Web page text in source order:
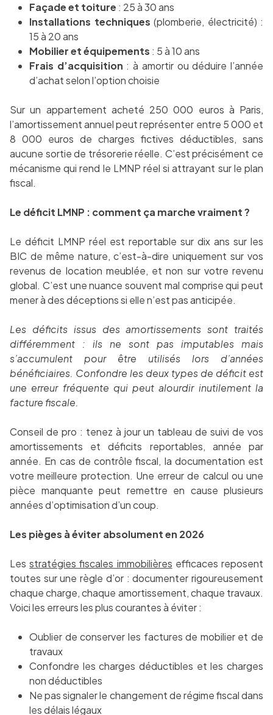
Façade et toiture : 25 à 30 ans
Installations techniques (plomberie, électricité) :
15 à 20 ans
Mobilier et équipements : 5 à 10 ans
Frais d’acquisition : à amortir ou déduire l’année
d’achat selon l’option choisie
Sur un appartement acheté 250 000 euros à Paris,
l’amortissement annuel peut représenter entre 5 000 et
8 000 euros de charges fictives déductibles, sans
aucune sortie de trésorerie réelle. C’est précisément ce
mécanisme qui rend le LMNP réel si attrayant sur le plan
fiscal.
Le déficit LMNP : comment ça marche vraiment ?
Le déficit LMNP réel est reportable sur dix ans sur les
BIC de même nature, c’est-à-dire uniquement sur vos
revenus de location meublée, et non sur votre revenu
global. C’est une nuance souvent mal comprise qui peut
mener à des déceptions si elle n’est pas anticipée.
Les déficits issus des amortissements sont traités
différemment : ils ne sont pas imputables mais
s’accumulent pour être utilisés lors d’années
bénéficiaires. Confondre les deux types de déficit est
une erreur fréquente qui peut alourdir inutilement la
facture fiscale.
Conseil de pro : tenez à jour un tableau de suivi de vos
amortissements et déficits reportables, année par
année. En cas de contrôle fiscal, la documentation est
votre meilleure protection. Une erreur de calcul ou une
pièce manquante peut remettre en cause plusieurs
années d’optimisation d’un coup.
Les pièges à éviter absolument en 2026
Lesstratégies fiscales immobilières efficaces reposent
toutes sur une règle d’or : documenter rigoureusement
chaque charge, chaque amortissement, chaque travaux.
Voici les erreurs les plus courantes à éviter :
Oublier de conserver les factures de mobilier et de
travaux
Confondre les charges déductibles et les charges
non déductibles
Ne pas signaler le changement de régime fiscal dans
les délais légaux